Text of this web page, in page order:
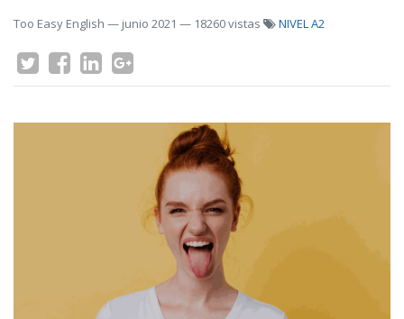
Too Easy English — junio 2021 — 18260 vistas NIVEL A2